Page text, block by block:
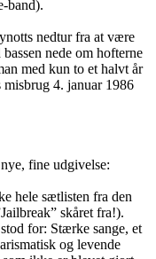
band).
nedtur fra at være
nede om hofterne
med kun to et halvt år
misbrug 4. januar 1986
fine udgivelse:
hele sætlisten fra den
skåret fra!).
for: Stærke sange, et
og levende